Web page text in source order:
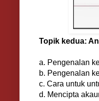
Topik kedua:
a. Pengenalan
b. Pengenalan
c. Cara untuk
d. Mencipta